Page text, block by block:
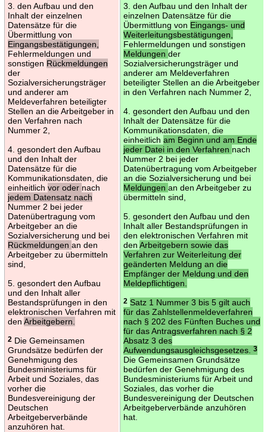
3. den Aufbau und den
Inhalt der einzelnen
Datensätze für die
Übermittlung von
Eingangsbestätigungen,
Fehlermeldungen und
sonstigen Rückmeldungen
der
Sozialversicherungsträger
und anderer am
Meldeverfahren beteiligter
Stellen an die Arbeitgeber in
den Verfahren nach
Nummer 2,
4. gesondert den Aufbau
und den Inhalt der
Datensätze für die
Kommunikationsdaten, die
einheitlich vor oder nach
jedem Datensatz nach
Nummer 2 bei jeder
Datenübertragung vom
Arbeitgeber an die
Sozialversicherung und bei
Rückmeldungen an den
Arbeitgeber zu übermitteln
sind,
5. gesondert den Aufbau
und den Inhalt aller
Bestandsprüfungen in den
elektronischen Verfahren mit
den Arbeitgebern.
2Die Gemeinsamen
Grundsätze bedürfen der
Genehmigung des
Bundesministeriums für
Arbeit und Soziales, das
vorher die
Bundesvereinigung der
Deutschen
Arbeitgeberverbände
anzuhören hat.
3. den Aufbau und den Inhalt der
einzelnen Datensätze für die
Übermittlung von Eingangs- und
Weiterleitungsbestätigungen,
Fehlermeldungen und sonstigen
Meldungen der
Sozialversicherungsträger und
anderer am Meldeverfahren
beteiligter Stellen an die Arbeitgeber
in den Verfahren nach Nummer 2,
4. gesondert den Aufbau und den
Inhalt der Datensätze für die
Kommunikationsdaten, die
einheitlich am Beginn und am Ende
jeder Datei in den Verfahren nach
Nummer 2 bei jeder
Datenübertragung vom Arbeitgeber
an die Sozialversicherung und bei
Meldungen an den Arbeitgeber zu
übermitteln sind,
5. gesondert den Aufbau und den
Inhalt aller Bestandsprüfungen in
den elektronischen Verfahren mit
den Arbeitgebern sowie das
Verfahren zur Weiterleitung der
geänderten Meldung an die
Empfänger der Meldung und den
Meldepflichtigen.
2 Satz 1 Nummer 3 bis 5 gilt auch
für das Zahlstellenmeldeverfahren
nach § 202 des Fünften Buches und
für das Antragsverfahren nach § 2
Absatz 3 des
Aufwendungsausgleichsgesetzes.
3
Die Gemeinsamen Grundsätze
bedürfen der Genehmigung des
Bundesministeriums für Arbeit und
Soziales, das vorher die
Bundesvereinigung der Deutschen
Arbeitgeberverbände anzuhören
hat.